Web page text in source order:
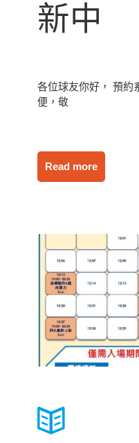
新中
各位球友你好， 預約
便，敬
Read more